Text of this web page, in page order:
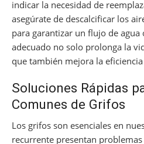
indicar la necesidad de
asegúrate de descalcificar los
para garantizar un flujo de
adecuado no solo prolonga la
que también mejora la
Soluciones Rápidas
Comunes de Grifos
Los grifos son esenciales en
recurrente presentan